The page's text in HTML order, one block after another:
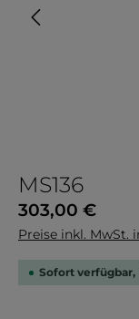
MS136
Regulärer Preis:
303,00 €
Preise inkl. MwSt.
Sofort verfügbar,